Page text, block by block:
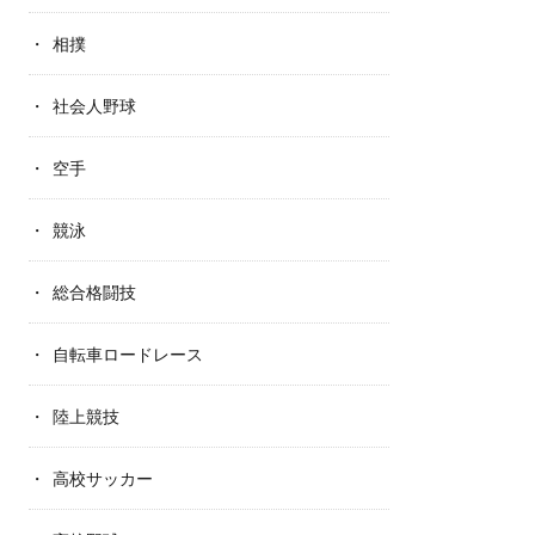
相撲
社会人野球
空手
競泳
総合格闘技
自転車ロードレース
陸上競技
高校サッカー